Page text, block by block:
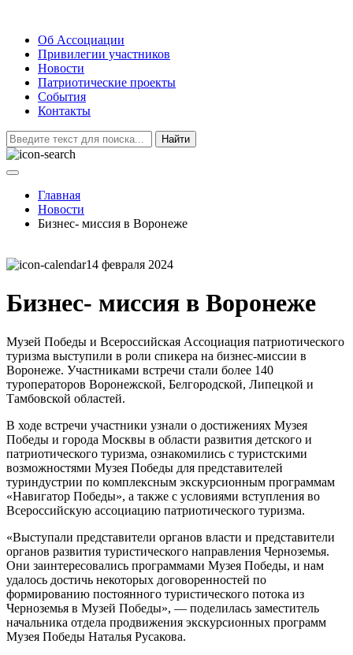
Об Ассоциации
Привилегии участников
Новости
Патриотические проекты
События
Контакты
Найти
Главная
Новости
Бизнес- миссия в Воронеже
14 февраля 2024
Бизнес- миссия в Воронеже
Музей Победы и Всероссийская Ассоциация патриотического
туризма выступили в роли спикера на бизнес-миссии в
Воронеже. Участниками встречи стали более 140
туроператоров Воронежской, Белгородской, Липецкой и
Тамбовской областей.
В ходе встречи участники узнали о достижениях Музея
Победы и города Москвы в области развития детского и
патриотического туризма, ознакомились с туристскими
возможностями Музея Победы для представителей
туриндустрии по комплексным экскурсионным программам
«Навигатор Победы», а также с условиями вступления во
Всероссийскую ассоциацию патриотического туризма.
«Выступали представители органов власти и представители
органов развития туристического направления Черноземья.
Они заинтересовались программами Музея Победы, и нам
удалось достичь некоторых договоренностей по
формированию постоянного туристического потока из
Черноземья в Музей Победы», — поделилась заместитель
начальника отдела продвижения экскурсионных программ
Музея Победы Наталья Русакова.